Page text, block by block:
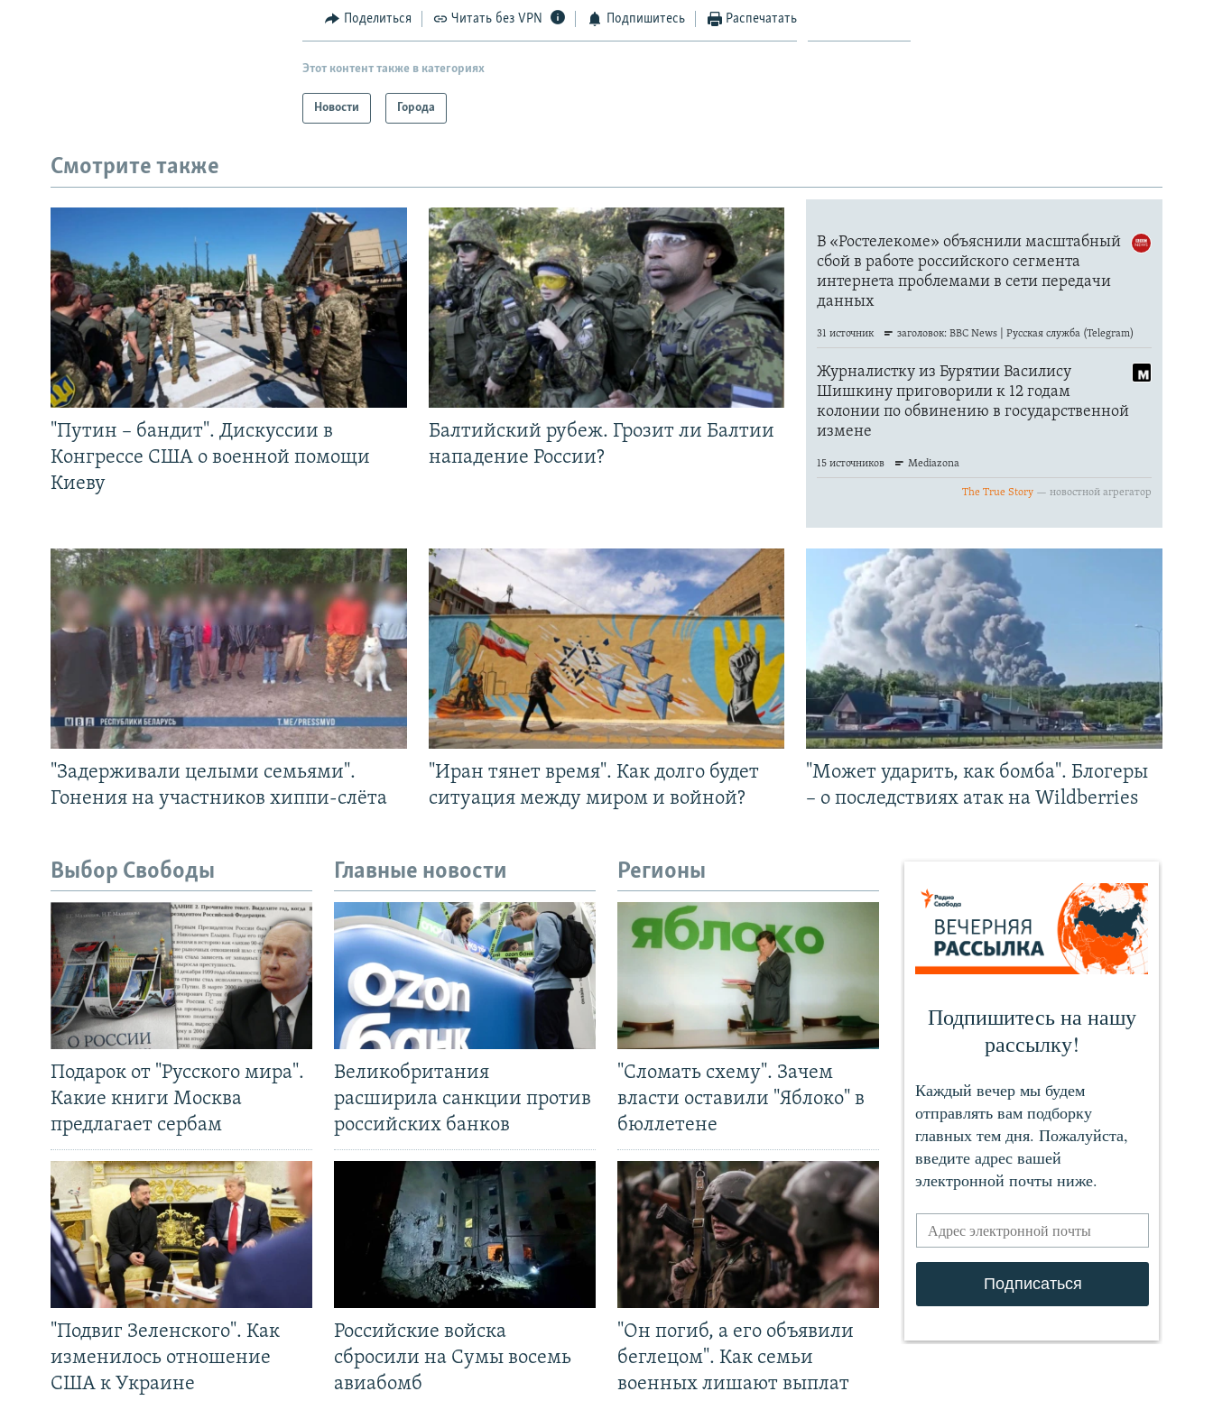
Поделиться Читать без VPN Подпишитесь Распечатать
Этот контент также в категориях
Новости Города
Смотрите также
"Путин – бандит". Дискуссии в
Конгрессе США о военной помощи
Киеву
Балтийский рубеж. Грозит ли Балтии
нападение России?
"Задерживали целыми семьями".
Гонения на участников хиппи-слёта
"Иран тянет время". Как долго будет
ситуация между миром и войной?
"Может ударить, как бомба". Блогеры
– о последствиях атак на Wildberries
Выбор Свободы
Подарок от "Русского мира".
Какие книги Москва
предлагает сербам
"Подвиг Зеленского". Как
изменилось отношение
США к Украине
Главные новости
Великобритания
расширила санкции против
российских банков
Российские войска
сбросили на Сумы восемь
авиабомб
Регионы
"Сломать схему". Зачем
власти оставили "Яблоко" в
бюллетене
"Он погиб, а его объявили
беглецом". Как семьи
военных лишают выплат